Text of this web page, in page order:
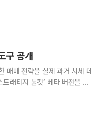
구 공개
매매 전략을 실제 과거 시세 데
래티지 툴킷’ 베타 버전을 출